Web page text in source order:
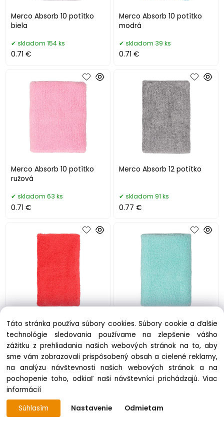
Merco Absorb 10 potítko
biela
skladom 154 ks
0.71 €
Merco Absorb 10 potítko
modrá
skladom 39 ks
0.71 €
Merco Absorb 10 potítko
ružová
skladom 63 ks
0.71 €
Merco Absorb 12 potítko
skladom 91 ks
0.77 €
Merco Absorb 12 potítko
skladom 27 ks
0.77 €
Merco Absorb 12 potítko
skladom 33 ks
0.77 €
Táto stránka používa súbory cookies. Súbory cookie a ďalšie
technológie sledovania používame na zlepšenie vášho
zážitku z prehliadania našich webových stránok na to, aby
sme vám zobrazovali prispôsobený obsah a cielené reklamy,
na analýzu návštevnosti našich webových stránok a na
pochopenie toho, odkiaľ naši návštevníci prichádzajú.Viac
informácií
Súhlasím
Nastavenie Odmietam